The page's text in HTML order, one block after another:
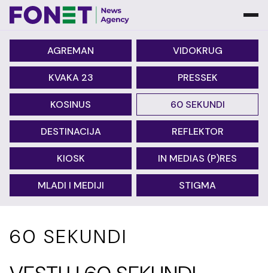
AGREMAN VIDOKRUG
KVAKA 23 PRESSEK
KOSINUS 60 SEKUNDI
DESTINACIJA REFLEKTOR
KIOSK IN MEDIAS (P)RES
MLADI I MEDIJI STIGMA
60 SEKUNDI